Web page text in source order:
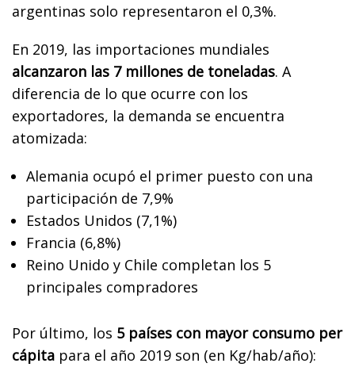
argentinas solo representaron el 0,3%.
En 2019, las importaciones mundiales
alcanzaron las 7 millones de toneladas. A
diferencia de lo que ocurre con los
exportadores, la demanda se encuentra
atomizada:
Alemania ocupó el primer puesto con una
participación de 7,9%
Estados Unidos (7,1%)
Francia (6,8%)
Reino Unido y Chile completan los 5
principales compradores
Por último, los 5 países con mayor consumo per
cápita para el año 2019 son (en Kg/hab/año):